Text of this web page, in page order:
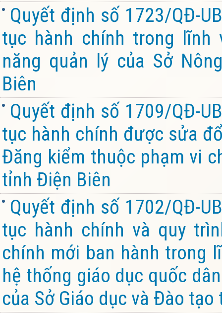
Quyết định số 1723/QĐ-
tục hành chính trong
năng quản lý của Sở
Biên
Quyết định số 1709/QĐ-
tục hành chính được sửa
Đăng kiểm thuộc phạm vi
tỉnh Điện Biên
Quyết định số 1702/QĐ-
tục hành chính và quy
chính mới ban hành trong
hệ thống giáo dục quốc
của Sở Giáo dục và Đào